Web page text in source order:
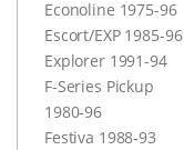
Econoline 1975-96
Escort/EXP1985-96
Explorer 1991-94
F-Series Pickup
1980-96
Festiva 1988-93